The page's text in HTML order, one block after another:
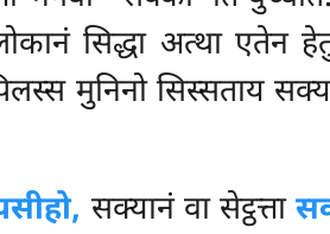
सिद्धा अत्था एतेन
मुनिनो सिस्सताय
सक्यानं वा सेट्ठत्ता